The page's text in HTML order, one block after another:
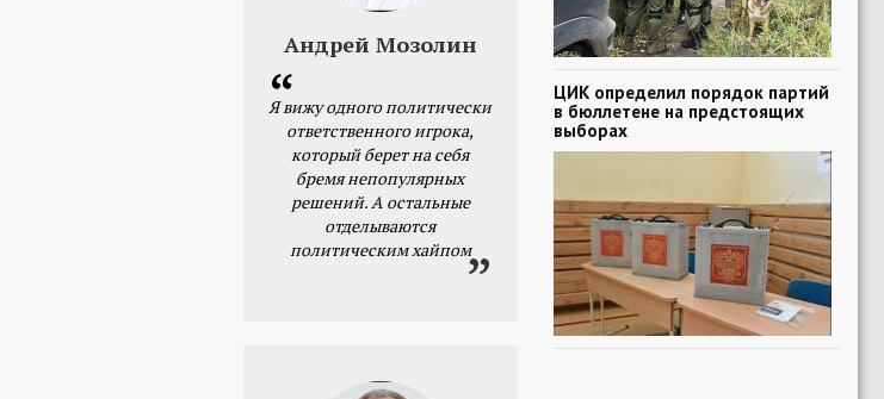
Андрей Мозолин
Я вижу одного политически
ответственного игрока,
который берет на себя
бремя непопулярных
решений. А остальные
отделываются
политическим хайпом
ЦИК определил порядок партий
в бюллетене на предстоящих
выборах